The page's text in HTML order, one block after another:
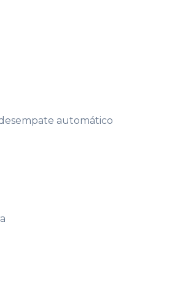
automático